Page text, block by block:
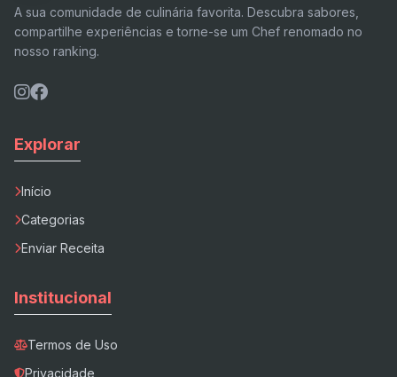
A sua comunidade de culinária favorita. Descubra sabores,
compartilhe experiências e torne-se um Chef renomado no
nosso ranking.
Explorar
Início
Categorias
Enviar Receita
Institucional
Termos de Uso
Privacidade